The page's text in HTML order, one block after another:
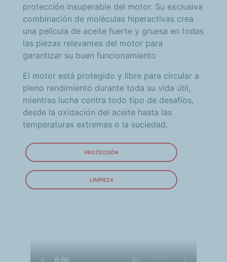
protección insuperable del motor. Su exclusiva
combinación de moléculas hiperactivas crea
una película de aceite fuerte y gruesa en todas
las piezas relevantes del motor para
garantizar su buen funcionamiento
El motor está protegido y libre para circular a
pleno rendimiento durante toda su vida útil,
mientras lucha contra todo tipo de desafíos,
desde la oxidación del aceite hasta las
temperaturas extremas o la suciedad.
PROTECCIÓN
LIMPIEZA